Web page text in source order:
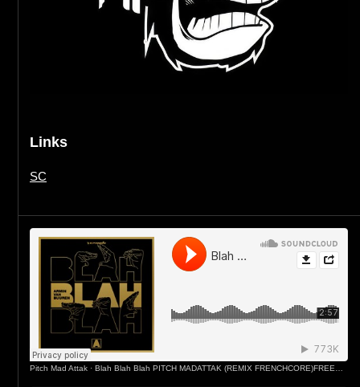
Links
SC
Pitch Mad Attak · Blah Blah Blah PITCH MADATTAK (REMIX FRENCHCORE)FREEDOWLOAD